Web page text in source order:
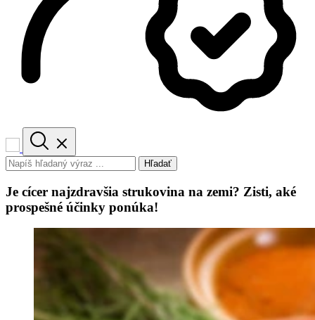
Hľadať
Je cícer najzdravšia strukovina na zemi? Zisti, aké
prospešné účinky ponúka!